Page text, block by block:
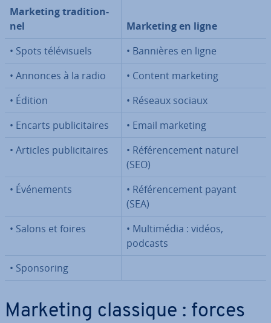
Marketing tra­di­tion­
nel
Marketing en ligne
• Spots té­lé­vi­suels
• Bannières en ligne
• Annonces à la radio
• Content marketing
• Édition
• Réseaux sociaux
• Encarts pu­bli­ci­taires
• Email marketing
• Articles pu­bli­ci­taires
• Ré­fé­ren­ce­ment naturel
(SEO)
• Évé­ne­ments
• Ré­fé­ren­ce­ment payant
(SEA)
• Salons et foires
• Mul­ti­mé­dia : vidéos,
podcasts
• Spon­so­ring
Marketing classique : forces